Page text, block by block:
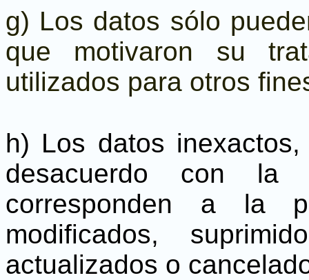
g) Los datos sólo
que motivaron su
utilizados para otros
h) Los datos
desacuerdo con
corresponden a la
modificados,
actualizados o